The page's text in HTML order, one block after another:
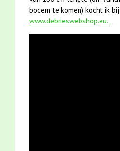
bodem te komen) kocht ik bij
www.debrieswebshop.eu.